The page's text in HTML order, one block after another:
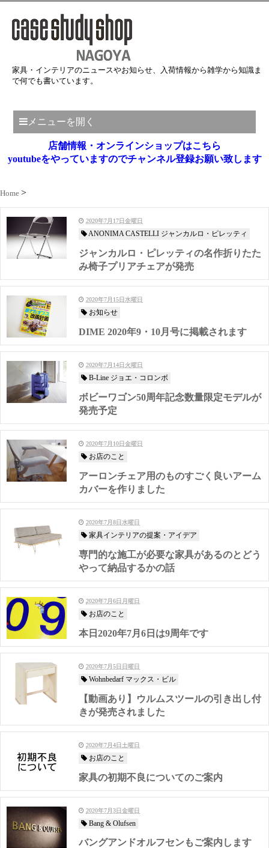
家具・インテリアのニュースやお知らせ、入荷情報から雑学から知識ま
で何でも書いています。
メニューを開く
店舗情報・オンラインショップはこちら
youtubeをやっていますのでチャンネル登録お願い致します
Home
2020年7月17日金曜日
ANONIMA CASTELLI ジャンカルロ・ピレッティ
ジャンカルロ・ピレッティの名作折りたた
み椅子プリアチェアが発売
2020年7月15日水曜日
お知らせ
DIME 2020年9・10月号に掲載されます
2020年7月14日火曜日
B-Line ジョエ・コロンボ
ボビーワゴン50周年記念数量限定モデルが
発売予定
2020年7月10日金曜日
お店のこと
アーロンチェア用のものすごく良いアーム
カバーを作りました
2020年7月8日水曜日
家具インテリアの提案・アイデア
専門的な施工が必要な家具があるのとどう
やって納品するかの話
2020年7月6日月曜日
お店のこと
本日2020年7月6日は9周年です
2020年7月5日日曜日
Wohnbedarf マックス・ビル
【動画あり】ウルムスツールの引き出し付
きが発売されました
2020年7月4日土曜日
お店のこと
家具の初期不良についてのご案内
2020年7月3日金曜日
Bang & Olufsen
バングアンドオルフセンもご案内します